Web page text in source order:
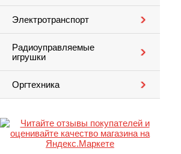
Электротранспорт
Радиоуправляемые
игрушки
Оргтехника